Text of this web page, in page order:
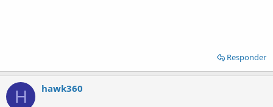
Responder
H hawk360